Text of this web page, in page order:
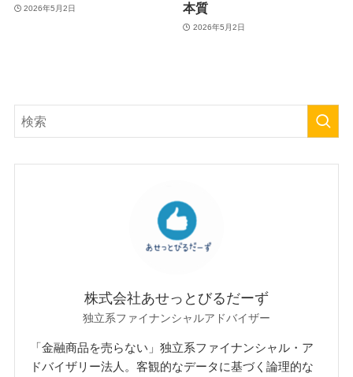
2026年5月2日
本質
2026年5月2日
株式会社あせっとびるだーず
独立系ファイナンシャルアドバイザー
「金融商品を売らない」独立系ファイナンシャル・ア
ドバイザリー法人。客観的なデータに基づく論理的な